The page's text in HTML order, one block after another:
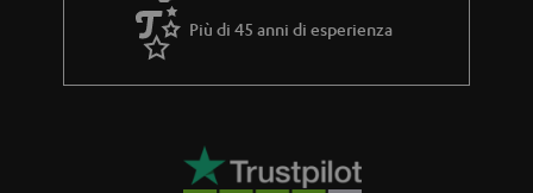
Più di 45 anni di esperienza